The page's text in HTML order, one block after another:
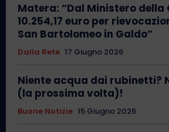
Matera: “Dal Ministero della
10.254,17 euro per
San Bartolomeo in Galdo”
Dalla Rete 17 Giugno 2026
Niente acqua dai rubinetti?
(la prossima volta)!
Buone Notizie 15 Giugno 2026